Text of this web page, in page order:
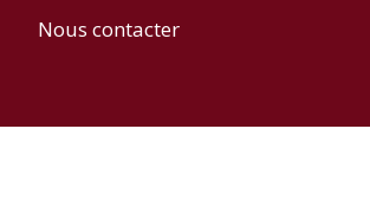
Nous contacter